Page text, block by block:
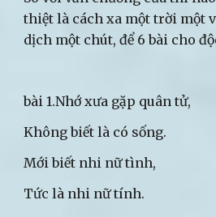
thiệt là cách xa một trời một
dịch một chút, để 6 bài cho
bài 1.Nhớ xưa gặp quân tử,
Không biết là có sống.
Mới biết nhi nữ tình,
Tức là nhi nữ tính.